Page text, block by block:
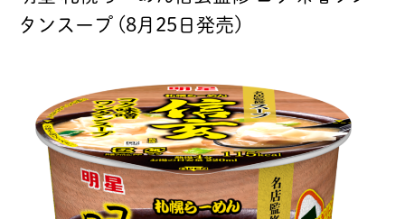
タンスープ (8月25日発売)